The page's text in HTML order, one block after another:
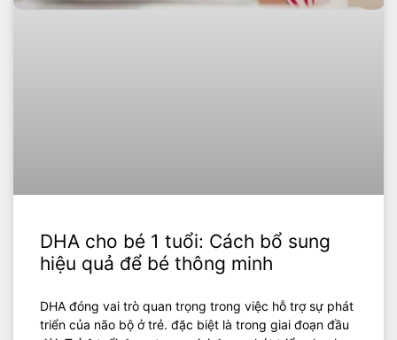
DHA cho bé 1 tuổi: Cách bổ sung
hiệu quả để bé thông minh
DHA đóng vai trò quan trọng trong việc hỗ trợ sự phát
triển của não bộ ở trẻ. đặc biệt là trong giai đoạn đầu